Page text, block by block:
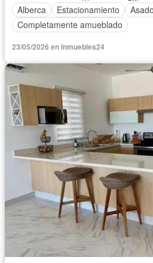
Alberca
Estacionamiento
Completamente amueblado
23/05/2026 en Inmuebles24